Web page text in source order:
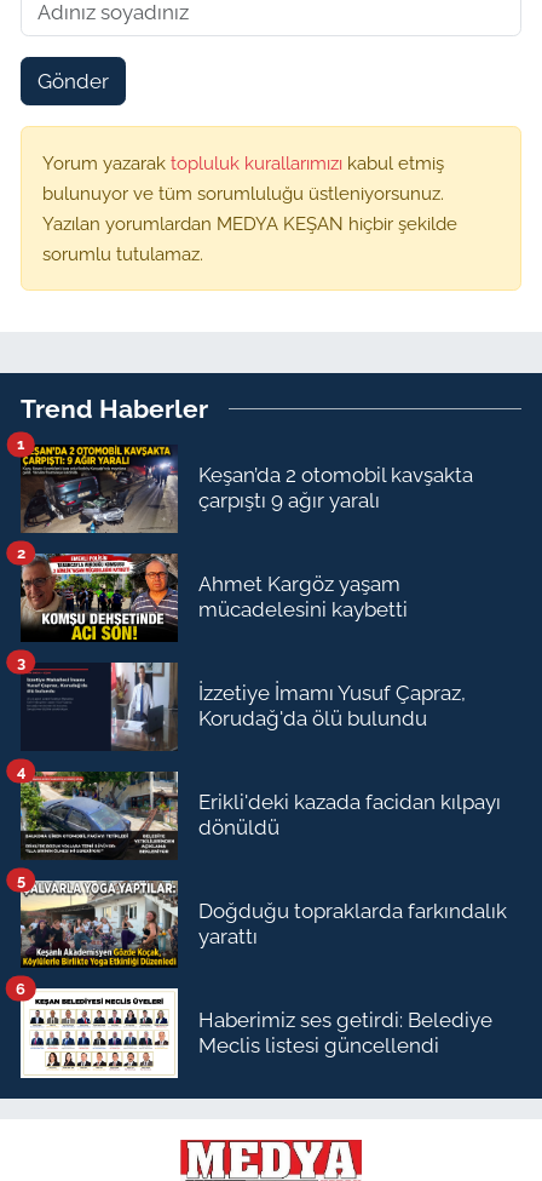
Gönder
Yorum yazarak topluluk kurallarımızı kabul etmiş
bulunuyor ve tüm sorumluluğu üstleniyorsunuz.
Yazılan yorumlardan MEDYA KEŞAN hiçbir şekilde
sorumlu tutulamaz.
Trend Haberler
Keşan’da 2 otomobil kavşakta
çarpıştı 9 ağır yaralı
1
Ahmet Kargöz yaşam
mücadelesini kaybetti
2
İzzetiye İmamı Yusuf Çapraz,
Korudağ'da ölü bulundu
3
Erikli'deki kazada facidan kılpayı
dönüldü
4
Doğduğu topraklarda farkındalık
yarattı
5
Haberimiz ses getirdi: Belediye
Meclis listesi güncellendi
6